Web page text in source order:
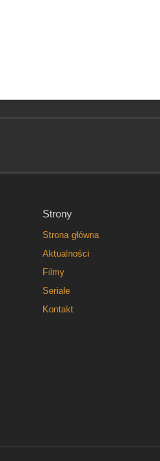
Strony
Strona główna
Aktualności
Filmy
Seriale
Kontakt